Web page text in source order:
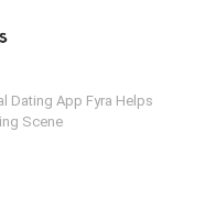
Dating App Fyra Helps
Scene